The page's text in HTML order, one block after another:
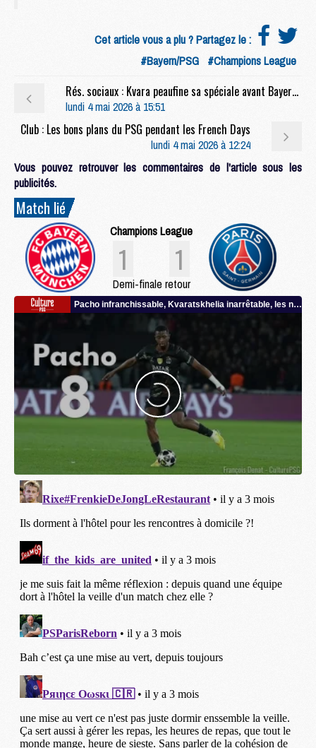
Cet article vous a plu ? Partagez le :
#Bayern/PSG #Champions League
Rés. sociaux : Kvara peaufine sa spéciale avant Bayern/PSG
lundi 4 mai 2026 à 15:51
Club : Les bons plans du PSG pendant les French Days
lundi 4 mai 2026 à 12:24
Vous pouvez retrouver les commentaires de l'article sous les
publicités.
Match lié
Champions League
1 1
Demi-finale retour